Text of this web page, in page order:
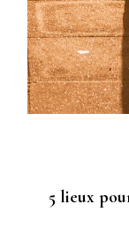
5 lieux